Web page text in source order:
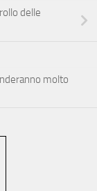
delle
molto